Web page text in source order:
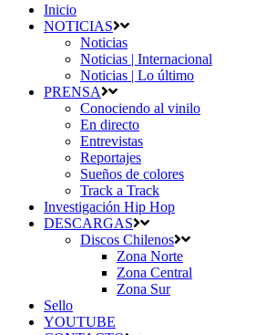
Inicio
NOTICIAS
Noticias
Noticias | Internacional
Noticias | Lo último
PRENSA
Conociendo al vinilo
En directo
Entrevistas
Reportajes
Sueños de colores
Track a Track
Investigación Hip Hop
DESCARGAS
Discos Chilenos
Zona Norte
Zona Central
Zona Sur
Sello
YOUTUBE